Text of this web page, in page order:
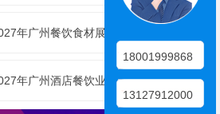
年广州餐饮食材展会5月20日召开
年广州酒店餐饮业博览会|广州餐博会
18001999868
13127912000